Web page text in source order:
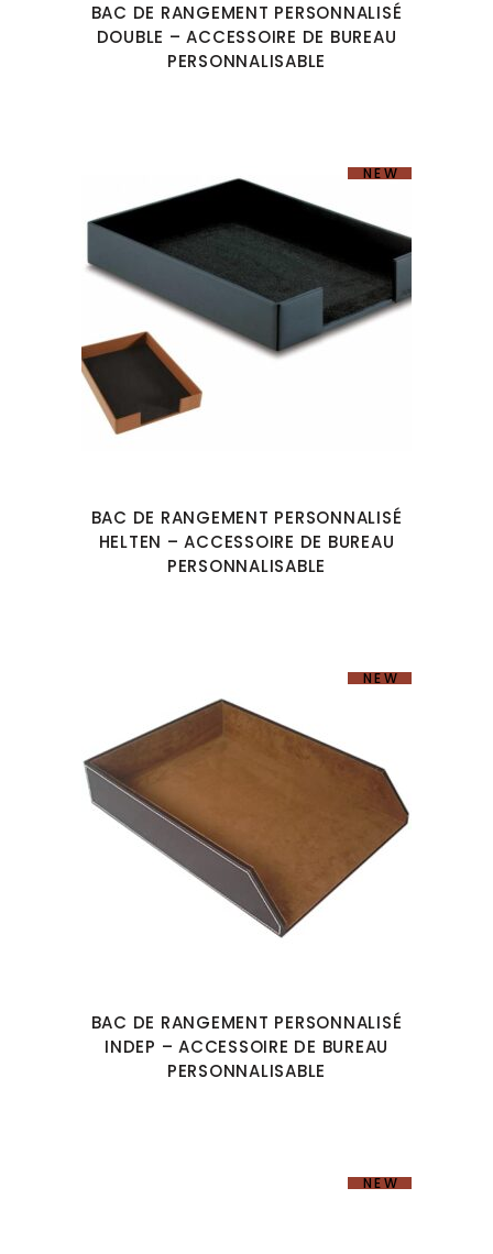
BAC DE RANGEMENT PERSONNALISÉ
DOUBLE – ACCESSOIRE DE BUREAU
PERSONNALISABLE
NEW
BAC DE RANGEMENT PERSONNALISÉ
HELTEN – ACCESSOIRE DE BUREAU
PERSONNALISABLE
NEW
BAC DE RANGEMENT PERSONNALISÉ
INDEP – ACCESSOIRE DE BUREAU
PERSONNALISABLE
NEW